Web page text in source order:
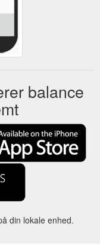
balance
din lokale enhed.